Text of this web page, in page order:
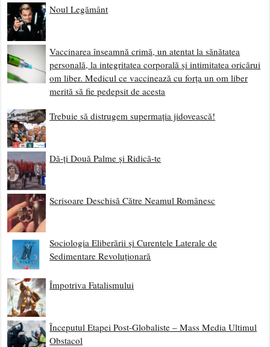
Noul Legământ
Vaccinarea înseamnă crimă, un atentat la sănătatea
personală, la integritatea corporală și intimitatea oricărui
om liber. Medicul ce vaccinează cu forța un om liber
merită să fie pedepsit de acesta
Trebuie să distrugem supermația jidovească!
Dă-ți Două Palme și Ridică-te
Scrisoare Deschisă Către Neamul Românesc
Sociologia Eliberării și Curentele Laterale de
Sedimentare Revoluționară
Împotriva Fatalismului
Începutul Etapei Post-Globaliste – Mass Media Ultimul
Obstacol